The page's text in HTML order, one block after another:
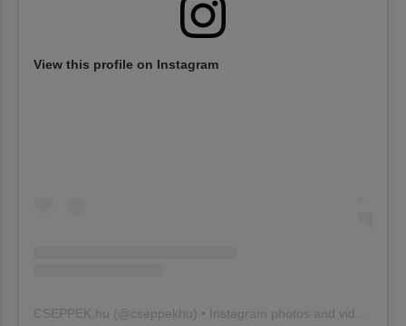
View this profile on Instagram
CSEPPEK.hu (@cseppekhu ) • Instagram photos and videos